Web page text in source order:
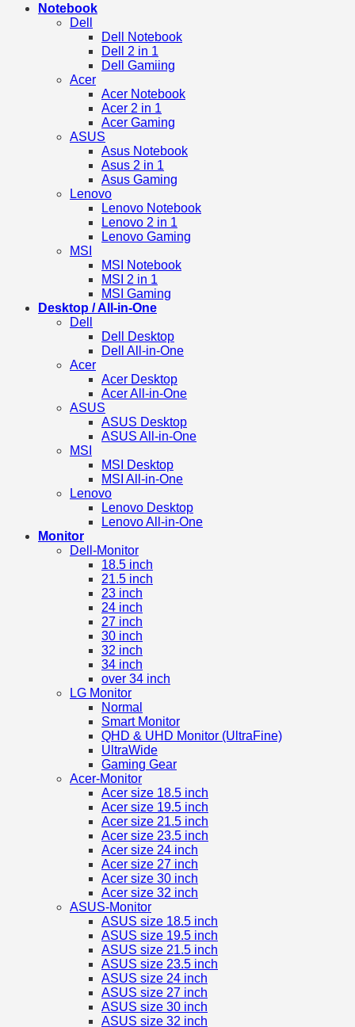
Notebook
Dell
Dell Notebook
Dell 2 in 1
Dell Gamiing
Acer
Acer Notebook
Acer 2 in 1
Acer Gaming
ASUS
Asus Notebook
Asus 2 in 1
Asus Gaming
Lenovo
Lenovo Notebook
Lenovo 2 in 1
Lenovo Gaming
MSI
MSI Notebook
MSI 2 in 1
MSI Gaming
Desktop / All-in-One
Dell
Dell Desktop
Dell All-in-One
Acer
Acer Desktop
Acer All-in-One
ASUS
ASUS Desktop
ASUS All-in-One
MSI
MSI Desktop
MSI All-in-One
Lenovo
Lenovo Desktop
Lenovo All-in-One
Monitor
Dell-Monitor
18.5 inch
21.5 inch
23 inch
24 inch
27 inch
30 inch
32 inch
34 inch
over 34 inch
LG Monitor
Normal
Smart Monitor
QHD & UHD Monitor (UltraFine)
UltraWide
Gaming Gear
Acer-Monitor
Acer size 18.5 inch
Acer size 19.5 inch
Acer size 21.5 inch
Acer size 23.5 inch
Acer size 24 inch
Acer size 27 inch
Acer size 30 inch
Acer size 32 inch
ASUS-Monitor
ASUS size 18.5 inch
ASUS size 19.5 inch
ASUS size 21.5 inch
ASUS size 23.5 inch
ASUS size 24 inch
ASUS size 27 inch
ASUS size 30 inch
ASUS size 32 inch